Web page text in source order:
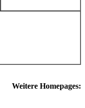
Weitere Homepages: